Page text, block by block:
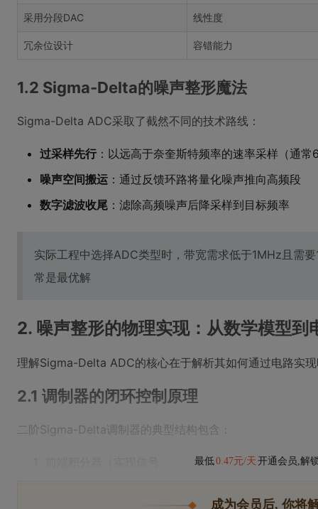
采用分段DAC 线性度
冗余位设计 容错能力
1.2 Sigma-Delta的噪声整形魔法
Sigma-Delta ADC采取了截然不同的技术路线：
过采样先行 ：以远高于奈奎斯特频率的速率采样（通
噪声空间搬运 ：通过反馈环路将量化噪声推向高频段
数字滤波收尾 ：滤除高频噪声后降采样到目标频率
实际工程中选择ADC类型时，带宽需求低于1MHz且需
常是最优解
2. 噪声整形的物理实现：从数学模型到
理解Sigma-Delta ADC的核心在于解析其如何通过电路实
2.1 调制器的闭环控制原理
二阶Sigma-Delta调制器的典型结构包含：
最低0.47元/天 开通会员,解
成为会员后, 你将